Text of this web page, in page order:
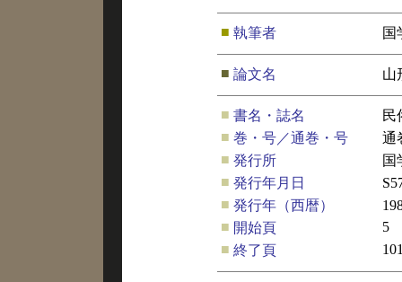
■ 執筆者 国
■ 論文名 山
■ 書名・誌名
民
■ 巻・号／通巻・号
通
■ 発行所
国
■ 発行年月日
■ 発行年（西暦）
■ 開始頁
5
■ 終了頁